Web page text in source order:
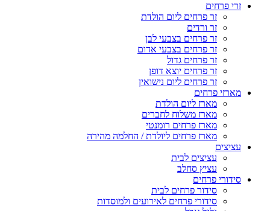
זרי פרחים
זר פרחים ליום הולדת
זר ורדים
זר פרחים בצבעי לבן
זר פרחים בצבעי אדום
זר פרחים גדול
זר פרחים יוצא דופן
זר פרחים ליום נישואין
מארזי פרחים
מארז ליום הולדת
מארז משלוח לחברים
מארז פרחים רומנטי
מארז פרחים ליולדת / החלמה מהירה
עציצים
עציצים לבית
עציץ סחלב
סידורי פרחים
סידור פרחים לבית
סידורי פרחים לאירועים ולמוסדות